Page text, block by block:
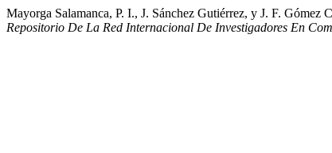
Mayorga Salamanca, P. I., J. Sánchez Gutiérrez, y J. F.
Repositorio De La Red Internacional De Investigadores En